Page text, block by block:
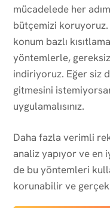
mücadelede her
bütçemizi
konum bazlı
yöntemlerle,
indiriyoruz. Eğer siz
gitmesini
uygulamalısınız.
Daha fazla verimli
analiz yapıyor ve
de bu yöntemleri
korunabilir ve